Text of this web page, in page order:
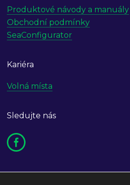
Produktové návody a manuály
Obchodní podmínky
SeaConfigurator
Kariéra
Volná místa
Sledujte nás